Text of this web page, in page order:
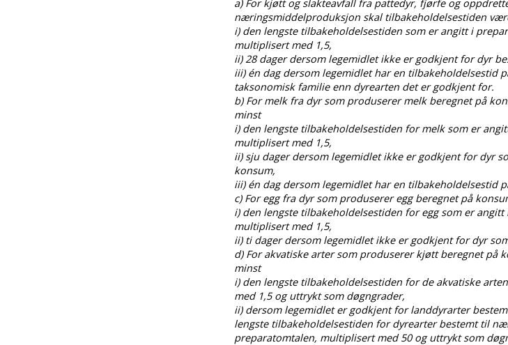
a) For kjøtt og slakteavfall fra pattedyr, fjørfe og
næringsmiddelproduksjon skal tilbakeholdelsestiden
i) den lengste tilbakeholdelsestiden som er angitt i
multiplisert med 1,5,
ii) 28 dager dersom legemidlet ikke er godkjent for dyr
iii) én dag dersom legemidlet har en tilbakeholdelsestid
taksonomisk familie enn dyrearten det er godkjent for.
b) For melk fra dyr som produserer melk beregnet på
minst
i) den lengste tilbakeholdelsestiden for melk som er
multiplisert med 1,5,
ii) sju dager dersom legemidlet ikke er godkjent for dyr
konsum,
iii) én dag dersom legemidlet har en tilbakeholdelsestid
c) For egg fra dyr som produserer egg beregnet på
i) den lengste tilbakeholdelsestiden for egg som er
multiplisert med 1,5,
ii) ti dager dersom legemidlet ikke er godkjent for dyr
d) For akvatiske arter som produserer kjøtt beregnet på
minst
i) den lengste tilbakeholdelsestiden for de akvatiske
med 1,5 og uttrykt som døgngrader,
ii) dersom legemidlet er godkjent for landdyrarter
lengste tilbakeholdelsestiden for dyrearter bestemt til
preparatomtalen, multiplisert med 50 og uttrykt som